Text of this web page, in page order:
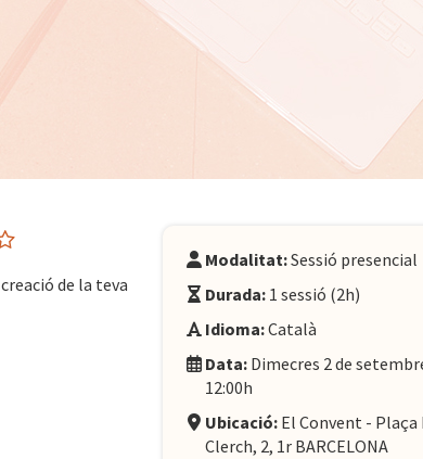
de la teva
Modalitat:Sessió presencial
Durada: 1 sessió (2h)
Idioma:Català
Data: Dimecres 2 de
12:00h
Ubicació: El Convent - Plaça
Clerch, 2, 1r BARCELONA